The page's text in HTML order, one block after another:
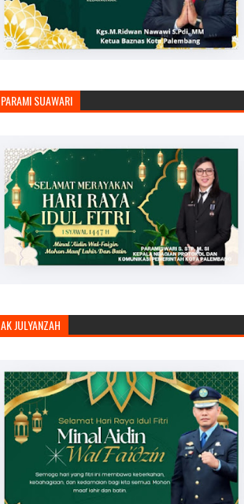
PARAMI SUAWARI
AK JULYANZAH